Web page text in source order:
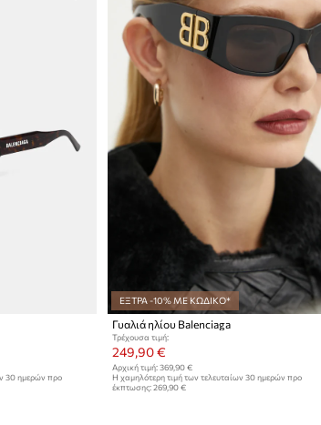
30 ημερών προ
ΕΞΤΡΑ -10% ΜΕ ΚΩΔΙΚΟ*
Γυαλιά ηλίου Balenciaga
Τρέχουσα τιμή:
249,90 €
Αρχική τιμή: 369,90 €
Η χαμηλότερη τιμή των τελευταίων 30 ημερών προ
έκπτωσης: 269,90 €